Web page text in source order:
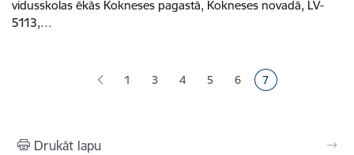
vidusskolas ēkās Kokneses pagastā, Kokneses novadā, LV-
5113,…
1 Lapa
3 Lapa
4 Lapa
5 Lapa
6 Pašreizējā lapa
7
Drukāt lapu